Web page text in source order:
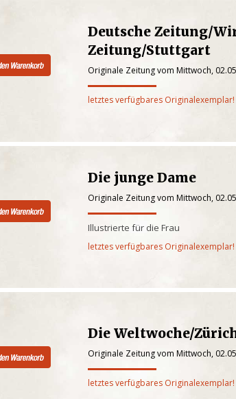
Deutsche Zeitung/
Zeitung/Stuttgart
Originale Zeitung vom Mittwoch,
letztes verfügbares Originalexemplar!
Die junge Dame
Originale Zeitung vom Mittwoch,
Illustrierte für die Frau
letztes verfügbares Originalexemplar!
Die Weltwoche/
Originale Zeitung vom Mittwoch,
letztes verfügbares Originalexemplar!